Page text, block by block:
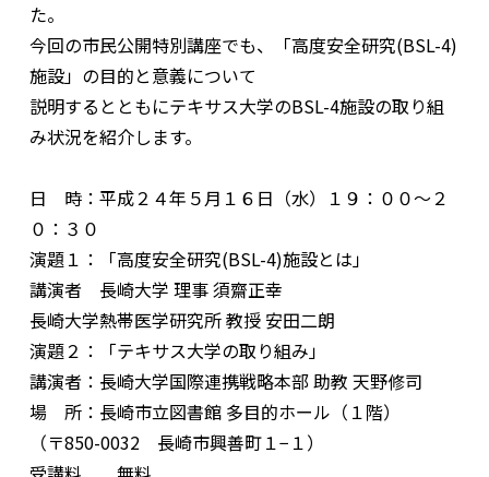
た。
今回の市民公開特別講座でも、「高度安全研究(BSL-4)
施設」の目的と意義について
説明するとともにテキサス大学のBSL-4施設の取り組
み状況を紹介します。
日 時：平成２４年５月１６日（水）１９：００〜２
０：３０
演題１：「高度安全研究(BSL-4)施設とは」
講演者 長崎大学 理事 須齋正幸
長崎大学熱帯医学研究所 教授 安田二朗
演題２：「テキサス大学の取り組み」
講演者：長崎大学国際連携戦略本部 助教 天野修司
場 所：長崎市立図書館 多目的ホール（１階）
（〒850-0032 長崎市興善町１−１）